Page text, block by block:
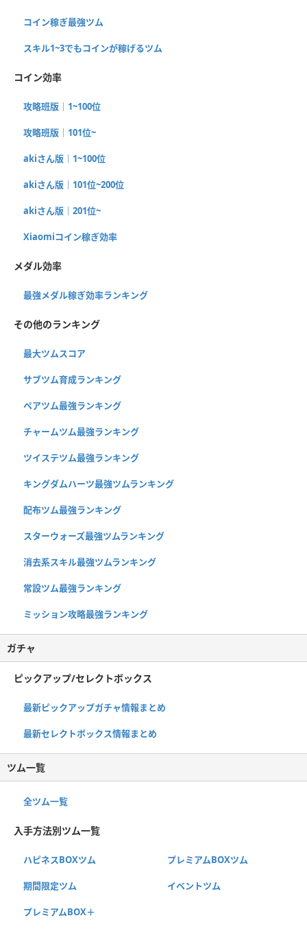
コイン稼ぎ最強ツム
スキル1~3でもコインが稼げるツム
コイン効率
攻略班版｜1~100位
攻略班版｜101位~
akiさん版｜1~100位
akiさん版｜101位~200位
akiさん版｜201位~
Xiaomiコイン稼ぎ効率
メダル効率
最強メダル稼ぎ効率ランキング
その他のランキング
最大ツムスコア
サブツム育成ランキング
ペアツム最強ランキング
チャームツム最強ランキング
ツイステツム最強ランキング
キングダムハーツ最強ツムランキング
配布ツム最強ランキング
スターウォーズ最強ツムランキング
消去系スキル最強ツムランキング
常設ツム最強ランキング
ミッション攻略最強ランキング
ガチャ
ピックアップ/セレクトボックス
最新ピックアップガチャ情報まとめ
最新セレクトボックス情報まとめ
ツム一覧
全ツム一覧
入手方法別ツム一覧
ハピネスBOXツム プレミアムBOXツム
期間限定ツム イベントツム
プレミアムBOX＋